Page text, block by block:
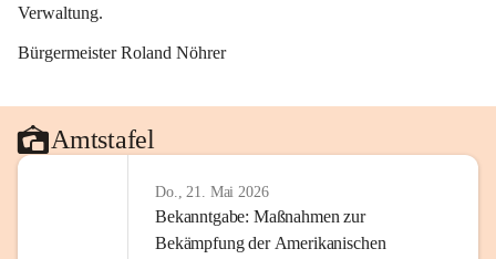
Verwaltung.
Bürgermeister Roland Nöhrer
Amtstafel
Do., 21. Mai 2026
Bekanntgabe: Maßnahmen zur
Bekämpfung der Amerikanischen